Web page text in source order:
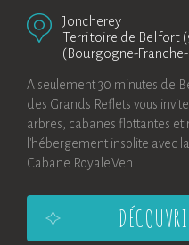
Joncherey
Territoire de Belfort
(Bourgogne-
A seulement 30 minutes de
des Grands Reflets vous
arbres, cabanes flottantes et
l'hébergement insolite avec
Cabane Royale.Ven...